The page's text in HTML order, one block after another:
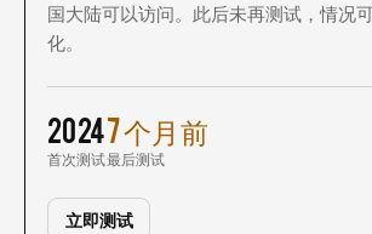
国大陆可以访问。此后未再测试，情况
化。
2024
首次测试
7 个月前
最后测试
立即测试